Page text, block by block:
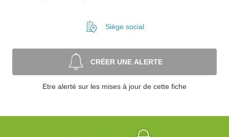
Siège social
CRÉER UNE ALERTE
Etre alerté sur les mises à jour de cette fiche